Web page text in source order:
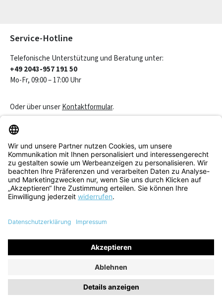
Service-Hotline
Telefonische Unterstützung und Beratung unter:
+49 2043-957 191 50
Mo-Fr, 09:00 – 17:00 Uhr
Oder über unserKontaktformular.
Service & Beratung
Informationen
Alle Preise inkl. gesetzl. Mehrwertsteuer zzgl.
ggf. Nachnahmegebühren, wenn nicht anders angegeben.